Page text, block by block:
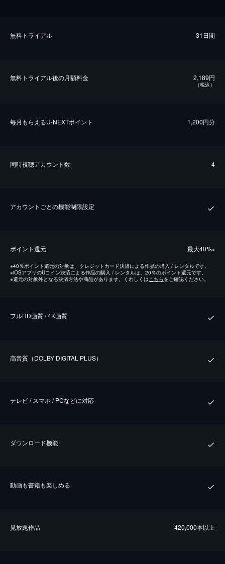
無料トライアル 31日間
無料トライアル後の⽉額料金 2,189円
（税込）
毎⽉もらえるU-NEXTポイント 1,200円分
同時視聴アカウント数 4
アカウントごとの機能制限設定
ポイント還元 最⼤40%※
※40％ポイント還元の対象は、クレジットカード決済による作品の購入 / レンタルです。
※iOSアプリのUコイン決済による作品の購入 / レンタルは、20％のポイント還元です。
※還元の対象外となる決済方法や商品があります。くわしくはこちらをご確認ください。
フルHD画質 / 4K画質
⾼⾳質（DOLBY DIGITAL PLUS）
テレビ / スマホ / PCなどに対応
ダウンロード機能
動画も書籍も楽しめる
⾒放題作品 420,000本以上